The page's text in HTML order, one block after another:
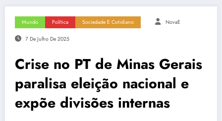
Mundo Política Sociedade E Cotidiano NovaE
7 De Julho De 2025
Crise no PT de Minas Gerais
paralisa eleição nacional e
expõe divisões internas